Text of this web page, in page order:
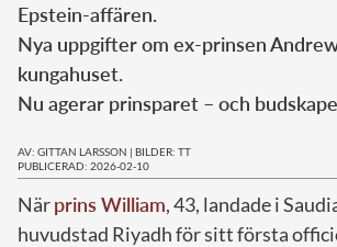
Epstein-affären.
Nya uppgifter om ex-prinsen
kungahuset.
Nu agerar prinsparet – och
AV: GITTAN LARSSON | BILDER: TT
PUBLICERAD: 2026-02-10
Närprins William, 43, landade i
huvudstad Riyadh för sitt första